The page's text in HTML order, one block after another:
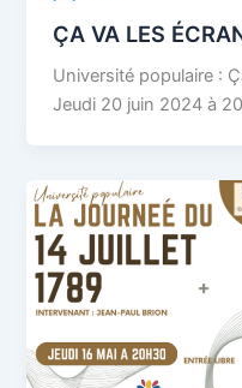
ÇA VA LES
Université populaire :
Jeudi 20 juin 2024 à